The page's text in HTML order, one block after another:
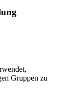
Gruppen zu